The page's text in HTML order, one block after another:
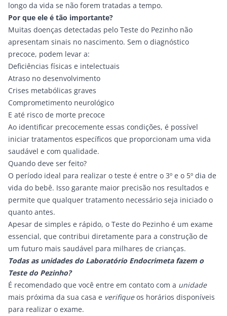
longo da vida se não forem tratadas a tempo.
Por que ele é tão importante?
Muitas doenças detectadas pelo Teste do Pezinho não
apresentam sinais no nascimento. Sem o diagnóstico
precoce, podem levar a:
Deficiências físicas e intelectuais
Atraso no desenvolvimento
Crises metabólicas graves
Comprometimento neurológico
E até risco de morte precoce
Ao identificar precocemente essas condições, é possível
iniciar tratamentos específicos que proporcionam uma vida
saudável e com qualidade.
Quando deve ser feito?
O período ideal para realizar o teste é entre o 3º e o 5º dia de
vida do bebê. Isso garante maior precisão nos resultados e
permite que qualquer tratamento necessário seja iniciado o
quanto antes.
Apesar de simples e rápido, o Teste do Pezinho é um exame
essencial, que contribui diretamente para a construção de
um futuro mais saudável para milhares de crianças.
Todas as unidades do Laboratório Endocrimeta fazem o
Teste do Pezinho?
É recomendado que você entre em contato com a unidade
mais próxima da sua casa e verifiqueos horários disponíveis
para realizar o exame.